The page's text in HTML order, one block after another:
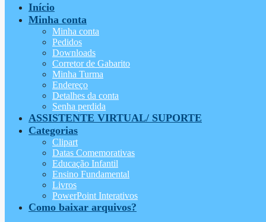
Início
Minha conta
Minha conta
Pedidos
Downloads
Corretor de Gabarito
Minha Turma
Endereço
Detalhes da conta
Senha perdida
ASSISTENTE VIRTUAL/ SUPORTE
Categorias
Clipart
Datas Comemorativas
Educação Infantil
Ensino Fundamental
Livros
PowerPoint Interativos
Como baixar arquivos?